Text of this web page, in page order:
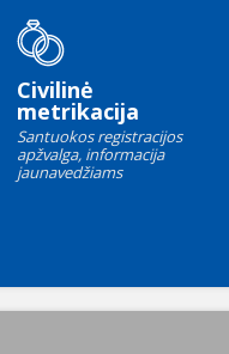
Civilinė
metrikacija
Santuokos registracijos
apžvalga, informacija
jaunavedžiams